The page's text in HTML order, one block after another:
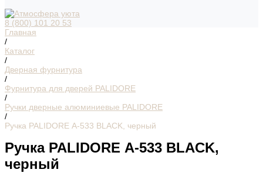
8 (800) 101 20 53
Главная
/
Каталог
/
Дверная фурнитура
/
Фурнитура для дверей PALIDORE
/
Ручки дверные алюминиевые PALIDORE
/
Ручка PALIDORE А-533 BLACK, черный
Ручка PALIDORE А-533 BLACK,
черный